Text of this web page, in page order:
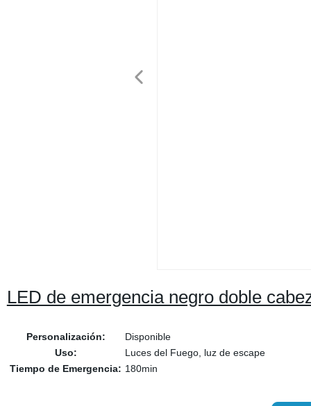
LED de emergencia negro doble
Personalización:
Disponible
Uso:
Luces del Fuego, luz de escape
Tiempo de Emergencia: 180min